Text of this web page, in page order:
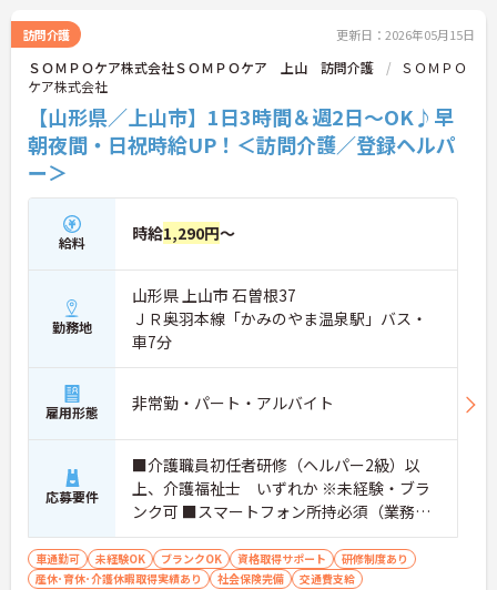
護福祉士の資格をお持ちの方は、時給1,130円から
スタートできます。さらに週20時間以上の勤務（社
会保険加入）になると時給が1,150円にアップする
ため、取得した資格や勤務の頑張りが目に見えてお
給料に還元されるやりがいのある環境です。
訪問介護 更新日：2026年05月15日
ＳＯＭＰＯケア株式会社ＳＯＭＰＯケア 上山 訪問介護
ＳＯＭＰＯ
ケア株式会社
【山形県／上山市】1日3時間＆週2日～OK♪早
朝夜間・日祝時給UP！＜訪問介護／登録ヘルパ
ー＞
給料 時給1,290円～
勤務地
山形県 上山市 石曽根37
ＪＲ奥羽本線「かみのやま温泉駅」バス・
車7分
雇用形態 非常勤・パート・アルバイト
応募要件
■介護職員初任者研修（ヘルパー2級）以
上、介護福祉士 いずれか ※未経験・ブラ
ンク可 ■スマートフォン所持必須（業務に
使用するため） ■普通運転免許必須(AT可)
※自家用車での移動・訪問が必須です
車通勤可 未経験OK ブランクOK 資格取得サポート
研修制度あり
産休･育休･介護休暇取得実績あり
社会保険完備 交通費支給